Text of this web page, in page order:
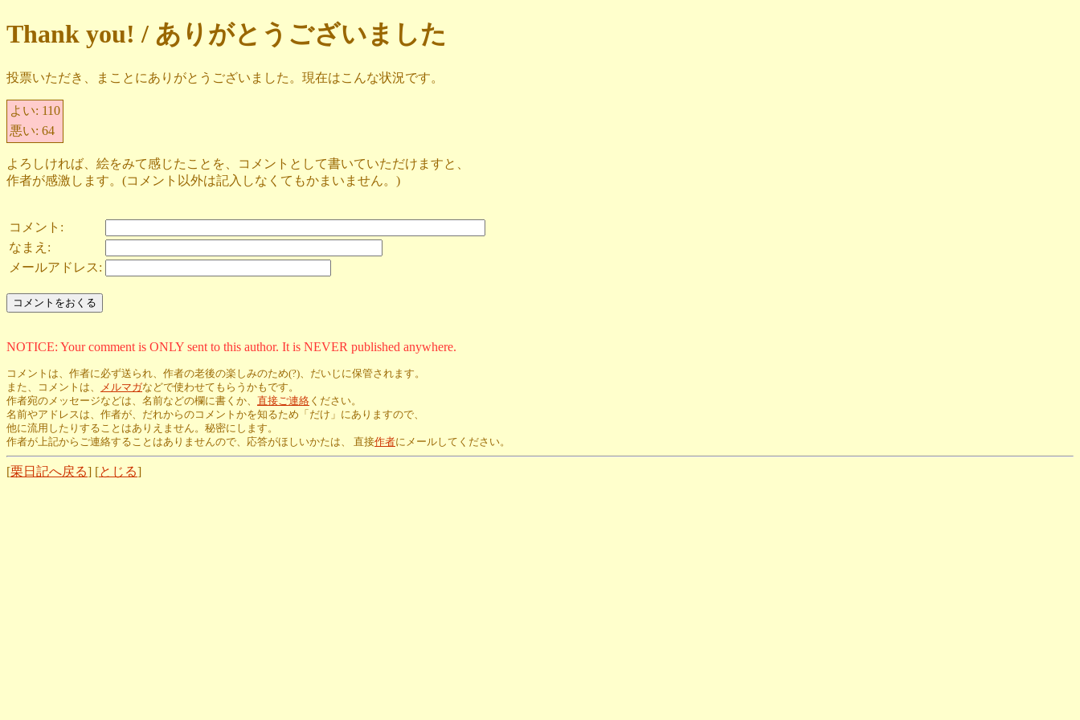
Thank you! / ありがとうございました
投票いただき、まことにありがとうございました。現在はこんな状況です。
よい: 110
悪い: 64
よろしければ、絵をみて感じたことを、コメントとして書いていただけますと、
作者が感激します。(コメント以外は記入しなくてもかまいません。)
コメント:
なまえ:
メールアドレス:
NOTICE: Your comment is ONLY sent to this author. It is NEVER published anywhere.
コメントは、作者に必ず送られ、作者の老後の楽しみのため(?)、だいじに保管されます。
また、コメントは、
メルマガなどで使わせてもらうかもです。
作者宛のメッセージなどは、名前などの欄に書くか、 直接ご連絡 ください。
名前やアドレスは、作者が、だれからのコメントかを知るため「だけ」にありますので、
他に流用したりすることはありえません。秘密にします。
作者が上記からご連絡することはありませんので、応答がほしいかたは、 直接作者にメールしてください。
[栗日記へ戻る] [とじる]